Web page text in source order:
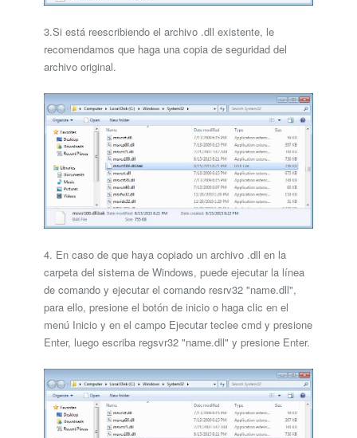
3.Si está reescribiendo el archivo .dll existente, le
recomendamos que haga una copia de seguridad del
archivo original.
4. En caso de que haya copiado un archivo .dll en la
carpeta del sistema de Windows, puede ejecutar la línea
de comando y ejecutar el comando resrv32 "name.dll",
para ello, presione el botón de inicio o haga clic en el
menú Inicio y en el campo Ejecutar teclee cmd y presione
Enter, luego escriba regsvr32 "name.dll" y presione Enter.